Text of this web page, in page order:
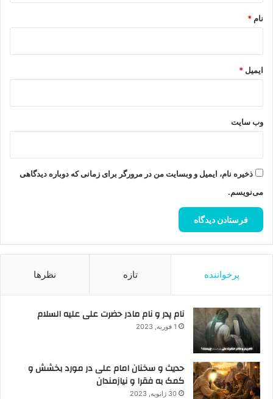
نام *
ایمیل *
وب‌ سایت
ذخیره نام، ایمیل و وبسایت من در مرورگر برای زمانی که دوباره دیدگاهی
می‌نویسم.
پرخواننده تازه نظرها
نام پدر و نام مادر حضرت علی علیه السلام
1 فوریه, 2023
حدیث و سخنان امام علی در مورد بخشش و
کمک به فقرا و نیازمندان
30 ژانویه, 2023